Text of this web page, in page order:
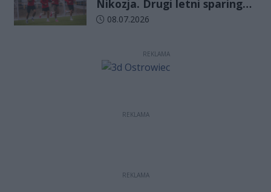
Nikozja. Drugi letni sparing
odbędzie się na EXBUD Arenie
Data dodania artykułu:
08.07.2026
REKLAMA
REKLAMA
REKLAMA